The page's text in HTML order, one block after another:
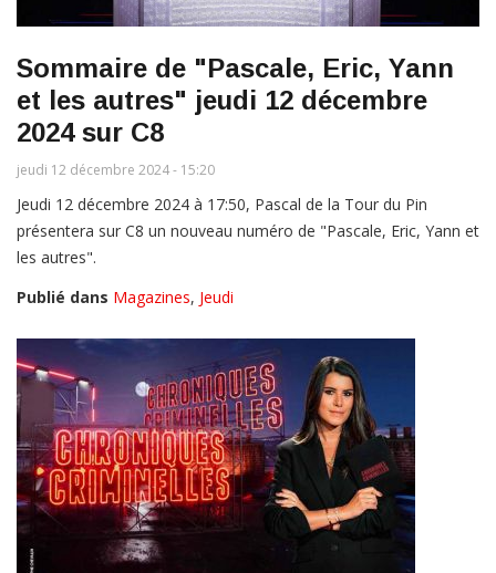
Sommaire de "Pascale, Eric, Yann
et les autres" jeudi 12 décembre
2024 sur C8
jeudi 12 décembre 2024 - 15:20
Jeudi 12 décembre 2024 à 17:50, Pascal de la Tour du Pin
présentera sur C8 un nouveau numéro de "Pascale, Eric, Yann et
les autres".
Publié dans Magazines, Jeudi